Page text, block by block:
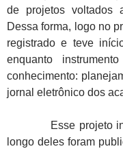
de projetos voltados
Dessa forma, logo no
registrado e teve
enquanto
conhecimento:
jornal eletrônico dos
Esse projeto
longo deles foram